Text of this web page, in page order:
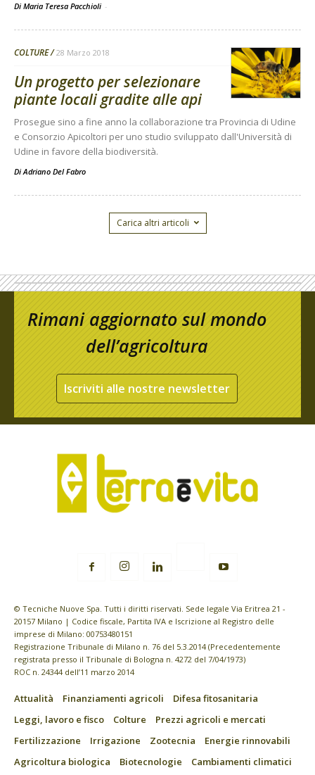
Di Maria Teresa Pacchioli -
COLTURE 28 Marzo 2018
Un progetto per selezionare
piante locali gradite alle api
Prosegue sino a fine anno la collaborazione tra Provincia di Udine
e Consorzio Apicoltori per uno studio sviluppato dall'Università di
Udine in favore della biodiversità.
Di Adriano Del Fabro
Carica altri articoli
Rimani aggiornato sul mondo
dell’agricoltura
Iscriviti alle nostre newsletter
© Tecniche Nuove Spa. Tutti i diritti riservati. Sede legale Via Eritrea 21 -
20157 Milano | Codice fiscale, Partita IVA e Iscrizione al Registro delle
imprese di Milano: 00753480151
Registrazione Tribunale di Milano n. 76 del 5.3.2014 (Precedentemente
registrata presso il Tribunale di Bologna n. 4272 del 7/04/1973)
ROC n. 24344 dell’11 marzo 2014
Attualità Finanziamenti agricoli
Difesa fitosanitaria
Leggi, lavoro e fisco
Colture
Prezzi agricoli e mercati
Fertilizzazione
Irrigazione Zootecnia
Energie rinnovabili
Agricoltura biologica
Biotecnologie
Cambiamenti climatici